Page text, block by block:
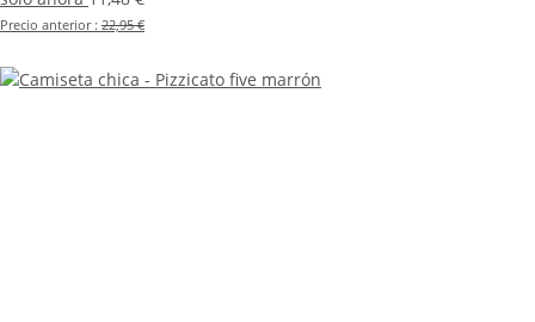
Precio anterior : 22,95 €